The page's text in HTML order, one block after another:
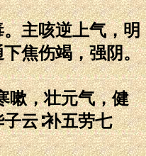
主咳逆上气，明
焦伤竭，强阴。
嗽，壮元气，健
云∶补五劳七